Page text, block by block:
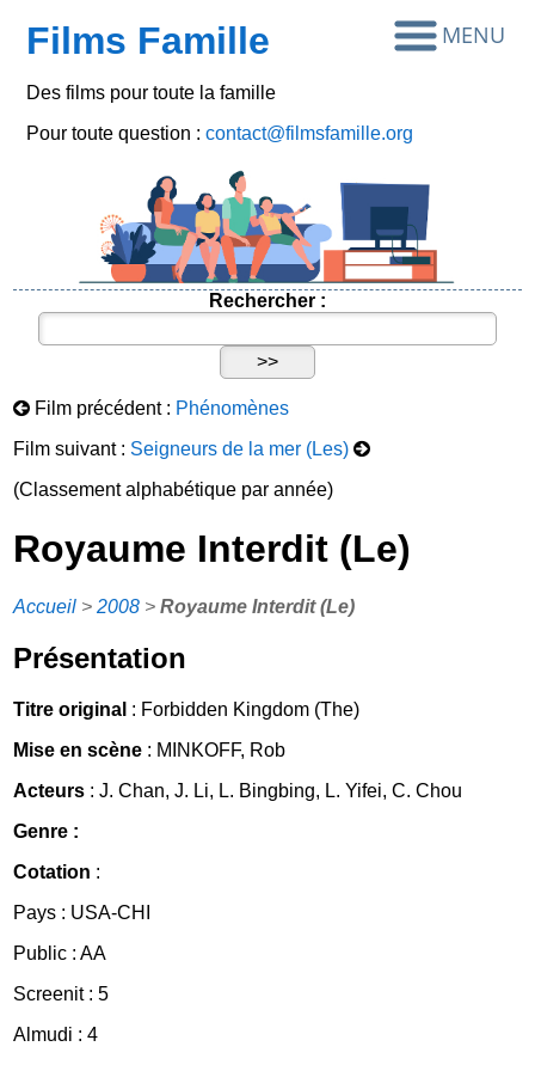
Films Famille
Des films pour toute la famille
Pour toute question :contact@filmsfamille.org
Rechercher :
Film précédent : Phénomènes
Film suivant : Seigneurs de la mer (Les)
(Classement alphabétique par année)
Royaume Interdit (Le)
Accueil >2008 >Royaume Interdit (Le)
Présentation
Titre original : Forbidden Kingdom (The)
Mise en scène : MINKOFF, Rob
Acteurs : J. Chan, J. Li, L. Bingbing, L. Yifei, C. Chou
Genre :
Cotation :
Pays : USA-CHI
Public : AA
Screenit : 5
Almudi : 4